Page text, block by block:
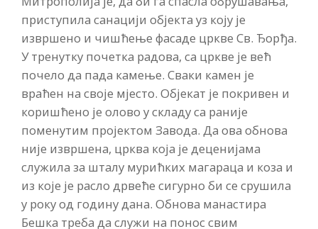
приступила санацији објекта уз коју је
извршено и чишћење фасаде цркве Св. Ђорђа.
У тренутку почетка радова, са цркве је већ
почело да пада камење. Сваки камен је
враћен на своје мјесто. Објекат је покривен и
коришћено је олово у складу са раније
поменутим пројектом Завода. Да ова обнова
није извршена, црква која је деценијама
служила за шталу мурићких магараца и коза и
из које је расло дрвеће сигурно би се срушила
у року од годину дана. Обнова манастира
Бешка треба да служи на понос свим